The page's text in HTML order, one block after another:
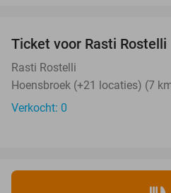
TODAY
Ticket voor Rasti Rostelli
Rasti Rostelli
Hoensbroek (+21 locaties) (7
Verkocht: 0